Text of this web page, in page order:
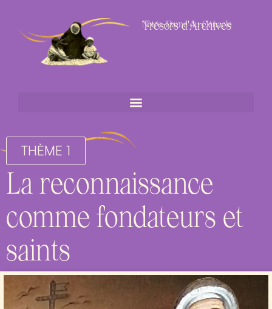
Trésors d'Archives
Notre-Dame du Cénacle
THÈME 1
La reconnaissance
comme fondateurs et
saints